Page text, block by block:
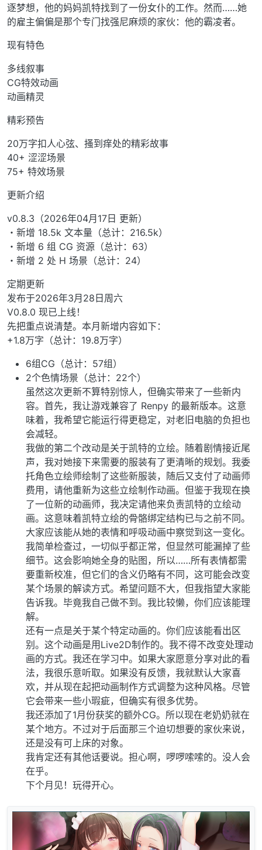
逐梦想，他的妈妈凯特找到了一份女仆的工作。然而……她
的雇主偏偏是那个专门找强尼麻烦的家伙：他的霸凌者。
现有特色
多线叙事
CG特效动画
动画精灵
精彩预告
20万字扣人心弦、搔到痒处的精彩故事
40+ 涩涩场景
75+ 特效场景
更新介绍
v0.8.3（2026年04月17日 更新）
・新增 18.5k 文本量（总计：216.5k）
・新增 6 组 CG 资源（总计：63）
・新增 2 处 H 场景（总计：24）
定期更新
发布于2026年3月28日周六
V0.8.0 现已上线！
先把重点说清楚。本月新增内容如下：
+1.8万字（总计：19.8万字）
6组CG（总计：57组）
2个色情场景（总计：22个）
虽然这次更新不算特别惊人，但确实带来了一些新内
容。首先，我让游戏兼容了 Renpy 的最新版本。这意
味着，我希望它能运行得更稳定，对老旧电脑的负担也
会减轻。
我做的第二个改动是关于凯特的立绘。随着剧情接近尾
声，我对她接下来需要的服装有了更清晰的规划。我委
托角色立绘师绘制了这些新服装，随后又支付了动画师
费用，请他重新为这些立绘制作动画。但鉴于我现在换
了一位新的动画师，我决定请他来负责凯特的立绘动
画。这意味着凯特立绘的骨骼绑定结构已与之前不同。
大家应该能从她的表情和呼吸动画中察觉到这一变化。
我简单检查过，一切似乎都正常，但显然可能漏掉了些
细节。这会影响她全身的贴图，所以……所有表情都需
要重新校准，但它们的含义仍略有不同，这可能会改变
某个场景的解读方式。希望问题不大，但我指望大家能
告诉我。毕竟我自己做不到。我比较懒，你们应该能理
解。
还有一点是关于某个特定动画的。你们应该能看出区
别。这个动画是用Live2D制作的。我不得不改变处理动
画的方式。我还在学习中。如果大家愿意分享对此的看
法，我很乐意听取。如果没有反馈，我就默认大家喜
欢，并从现在起把动画制作方式调整为这种风格。尽管
它会带来一些小瑕疵，但确实有很多优势。
我还添加了1月份获奖的额外CG。所以现在老奶奶就在
某个地方。不过对于后面那三个迫切想要的家伙来说，
还是没有可上床的对象。
我肯定还有其他话要说。担心啊，啰啰嗦嗦的。没人会
在乎。
下个月见！玩得开心。